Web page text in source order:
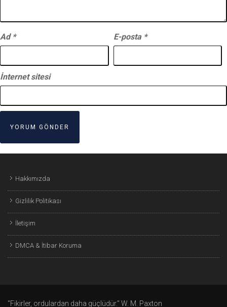
Ad * E-posta *
İnternet sitesi
Hakkımızda
Gizlilik Politikası
İletişim
DMCA & İtibar Koruma
"Fikirler, ordulardan daha güçlüdür." W. M. Paxton